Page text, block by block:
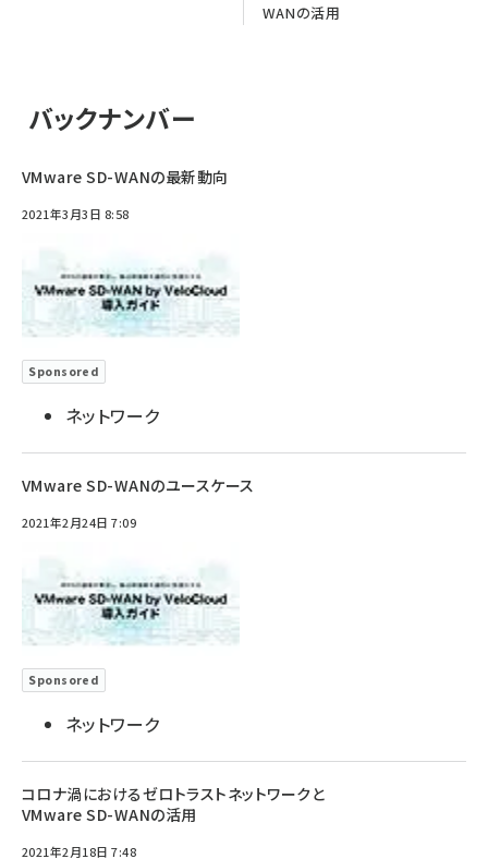
WANの活用
バックナンバー
VMware SD-WANの最新動向
2021年3月3日 8:58
Sponsored
ネットワーク
VMware SD-WANのユースケース
2021年2月24日 7:09
Sponsored
ネットワーク
コロナ渦におけるゼロトラストネットワークと
VMware SD-WANの活用
2021年2月18日 7:48